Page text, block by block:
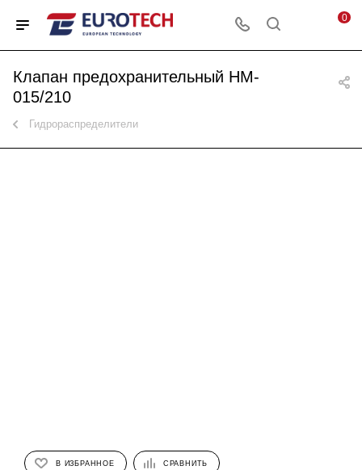
0
Клапан предохранительный HM-
015/210
Гидрораспределители
В ИЗБРАННОЕ СРАВНИТЬ